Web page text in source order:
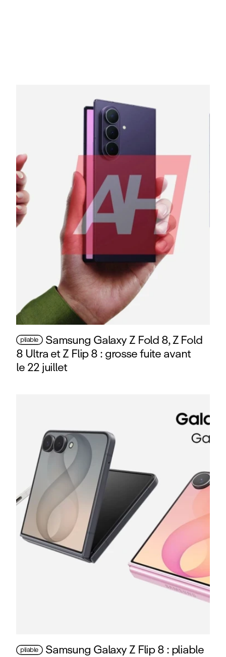
pliable Samsung Galaxy Z Fold 8, Z Fold
8 Ultra et Z Flip 8 : grosse fuite avant
le 22 juillet
pliable Samsung Galaxy Z Flip 8 : pliable